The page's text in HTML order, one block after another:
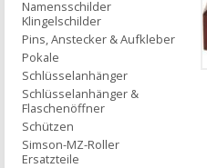
Namensschilder
Klingelschilder
Pins, Anstecker & Aufkleber
Pokale
Schlüsselanhänger
Schlüsselanhänger &
Flaschenöffner
Schützen
Simson-MZ-Roller
Ersatzteile